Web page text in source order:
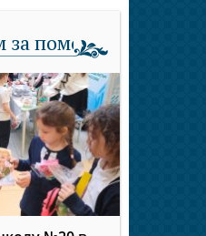
за помощь